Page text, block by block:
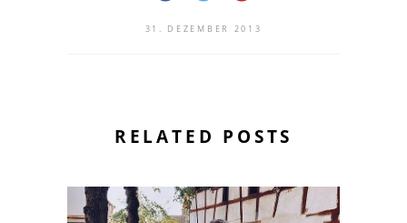
31. DEZEMBER 2013
RELATED POSTS